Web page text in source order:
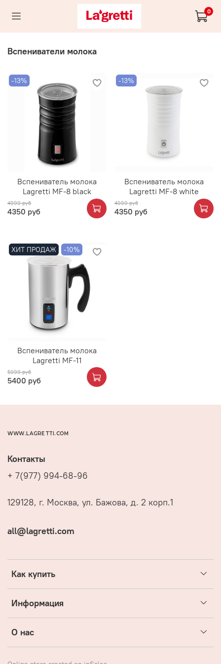
0
Вспениватели молока
-13%
Вспениватель молока
Lagretti MF-8 black
4999 руб
4350 руб
-13%
Вспениватель молока
Lagretti MF-8 white
4999 руб
4350 руб
ХИТ ПРОДАЖ -10%
Вспениватель молока
Lagretti MF-11
5999 руб
5400 руб
WWW.LAGRETTI.COM
Как купить
Информация
О нас
Контакты
+ 7(977) 994-68-96
129128, г. Москва, ул. Бажова, д. 2 корп.1
all@lagretti.com